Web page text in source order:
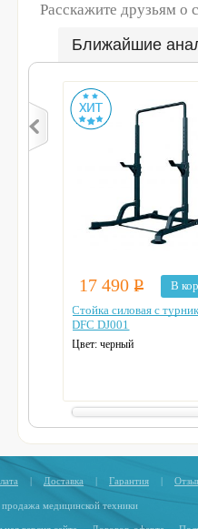
Расскажите друзьям о
Ближайшие
17 490Р
В
Стойка силовая с
DFC DJ001
Цвет: черный
| Доставка | Гарантия |
медицинской техники